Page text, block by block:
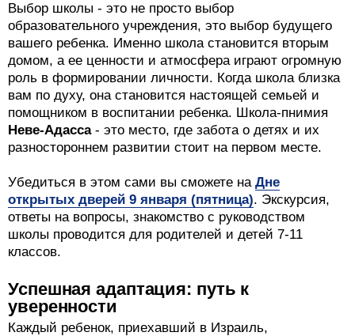
Выбор школы - это не просто выбор
образовательного учреждения, это выбор будущего
вашего ребенка. Именно школа становится вторым
домом, а ее ценности и атмосфера играют огромную
роль в формировании личности. Когда школа близка
вам по духу, она становится настоящей семьей и
помощником в воспитании ребенка. Школа-пнимия
Неве-Адасса- это место, где забота о детях и их
разностороннем развитии стоит на первом месте.
Убедиться в этом сами вы сможете на Дне
открытых дверей 9 января (пятница). Экскурсия,
ответы на вопросы, знакомство с руководством
школы проводится для родителей и детей 7-11
классов.
Успешная адаптация: путь к
уверенности
Каждый ребенок, приехавший в Израиль,